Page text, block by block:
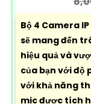
Bộ 4 Camera IP
sẽ mang đến
hiệu quả và
của bạn với độ
với khả năng
mic được tích